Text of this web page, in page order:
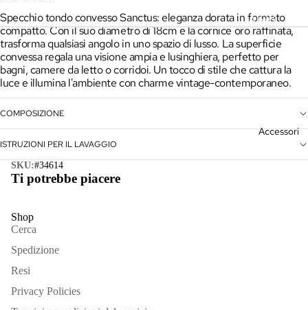
Abiti
Camicie
Top
Giacche
Gonne &
Pantaloni
Kimono
Accessori
Specchio tondo convesso Sanctus: eleganza dorata in formato
compatto. Con il suo diametro di 18cm e la cornice oro raffinata,
trasforma qualsiasi angolo in uno spazio di lusso. La superficie
convessa regala una visione ampia e lusinghiera, perfetto per
bagni, camere da letto o corridoi. Un tocco di stile che cattura la
luce e illumina l'ambiente con charme vintage-contemporaneo.
COMPOSIZIONE
ISTRUZIONI PER IL LAVAGGIO
SKU:#34614
Ti potrebbe piacere
Shop
Cerca
Spedizione
Resi
Privacy Policies